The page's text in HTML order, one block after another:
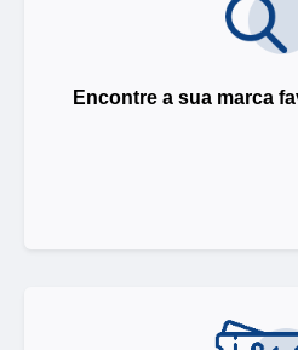
Encontre a sua marca